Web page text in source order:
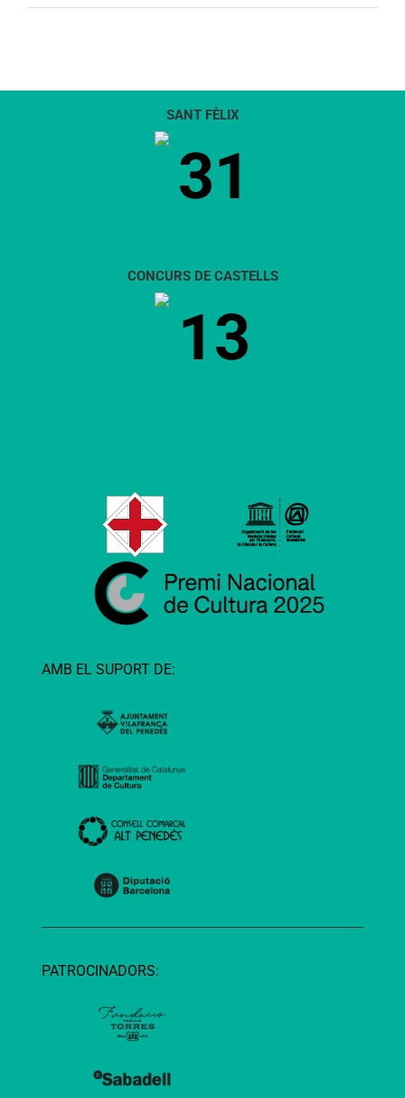
SANT FÈLIX
31
CONCURS DE CASTELLS
13
AMB EL SUPORT DE:
PATROCINADORS: